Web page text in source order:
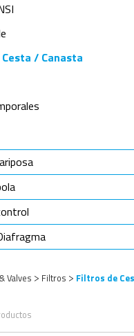
/ Canasta
Valves > Filtros > Filtros de